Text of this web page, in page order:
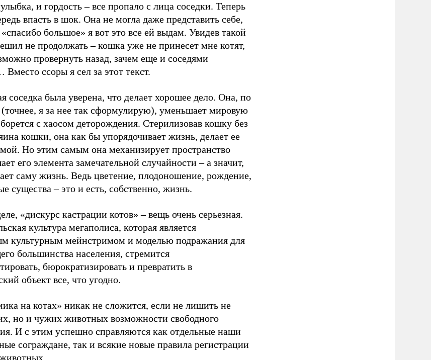
и гордость – все пропало с лица соседки. Теперь
впасть в шок. Она не могла даже представить себе,
большое» я вот это все ей выдам. Увидев такой
не продолжать – кошка уже не принесет мне котят,
провернуть назад, зачем еще и соседями
Вместо ссоры я сел за этот текст.
соседка была уверена, что делает хорошее дело. Она, по
я за нее так сформулирую), уменьшает мировую
с хаосом деторождения. Стерилизовав кошку без
кошки, она как бы упорядочивает жизнь, делает ее
Но этим самым она механизирует пространство
его элемента замечательной случайности – а значит,
саму жизнь. Ведь цветение, плодоношение, рождение,
существа – это и есть, собственно, жизнь.
«дискурс кастрации котов» – вещь очень серьезная.
культура мегаполиса, которая является
культурным мейнстримом и моделью подражания для
большинства населения, стремится
бюрократизировать и превратить в
объект все, что угодно.
на котах» никак не сложится, если не лишить не
но и чужих животных возможности свободного
И с этим успешно справляются как отдельные наши
сограждане, так и всякие новые правила регистрации